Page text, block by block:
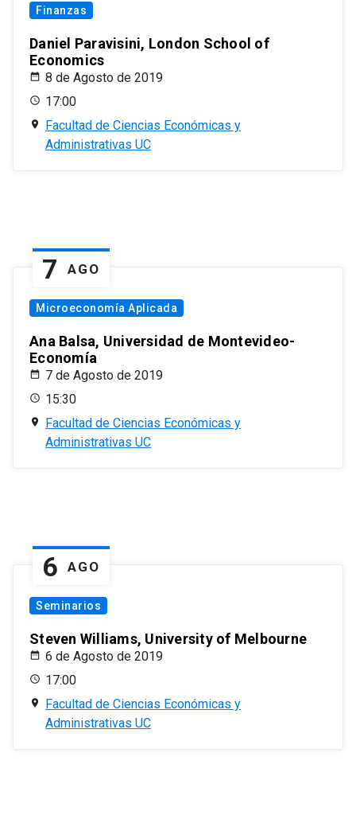
Finanzas
Daniel Paravisini, London School of
Economics
8 de Agosto de 2019
17:00
Facultad de Ciencias Económicas y
Administrativas UC
7 AGO
Microeconomía Aplicada
Ana Balsa, Universidad de Montevideo-
Economía
7 de Agosto de 2019
15:30
Facultad de Ciencias Económicas y
Administrativas UC
6 AGO
Seminarios
Steven Williams, University of Melbourne
6 de Agosto de 2019
17:00
Facultad de Ciencias Económicas y
Administrativas UC